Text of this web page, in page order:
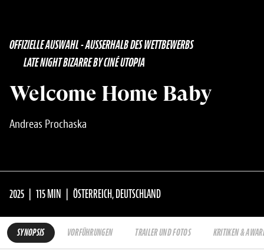
OFFIZIELLE AUSWAHL - AUSSERHALB DES WETTBEWERBS
LATE NIGHT BIZARRE BY CINÉ UTOPIA
Welcome Home Baby
Andreas Prochaska
2025 115 MIN ÖSTERREICH, DEUTSCHLAND
SYNOPSIS VORFÜHRUNGEN TRAILER UND FOTOS KRITIKEN &